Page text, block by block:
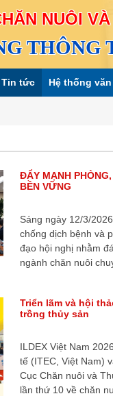
NUÔI
THÔNG
Tin tức Hệ thống
ĐẨY MẠNH
BỀN VỮNG
Sáng ngày 12/3/
chống dịch bệnh và
đạo hội nghị nhằm
ngành chăn nuôi
Triển lãm và hội
trồng thủy sản
ILDEX Việt Nam
tế (ITEC, Việt Nam)
Cục Chăn nuôi và
lần thứ 10 về chăn